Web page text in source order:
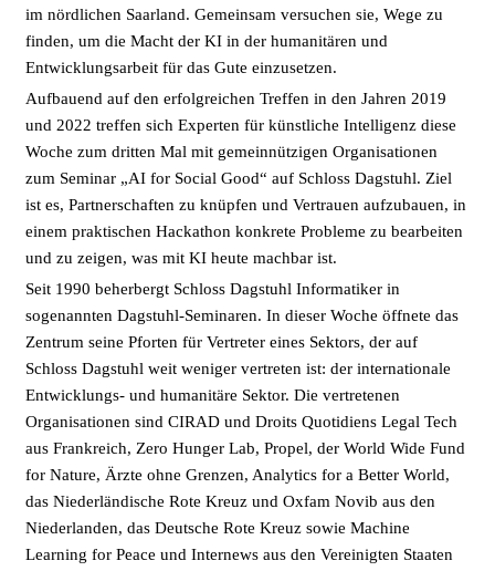
im nördlichen Saarland. Gemeinsam versuchen sie, Wege zu
finden, um die Macht der KI in der humanitären und
Entwicklungsarbeit für das Gute einzusetzen.
Aufbauend auf den erfolgreichen Treffen in den Jahren 2019
und 2022 treffen sich Experten für künstliche Intelligenz diese
Woche zum dritten Mal mit gemeinnützigen Organisationen
zum Seminar „AI for Social Good“ auf Schloss Dagstuhl. Ziel
ist es, Partnerschaften zu knüpfen und Vertrauen aufzubauen, in
einem praktischen Hackathon konkrete Probleme zu bearbeiten
und zu zeigen, was mit KI heute machbar ist.
Seit 1990 beherbergt Schloss Dagstuhl Informatiker in
sogenannten Dagstuhl-Seminaren. In dieser Woche öffnete das
Zentrum seine Pforten für Vertreter eines Sektors, der auf
Schloss Dagstuhl weit weniger vertreten ist: der internationale
Entwicklungs- und humanitäre Sektor. Die vertretenen
Organisationen sind CIRAD und Droits Quotidiens Legal Tech
aus Frankreich, Zero Hunger Lab, Propel, der World Wide Fund
for Nature, Ärzte ohne Grenzen, Analytics for a Better World,
das Niederländische Rote Kreuz und Oxfam Novib aus den
Niederlanden, das Deutsche Rote Kreuz sowie Machine
Learning for Peace und Internews aus den Vereinigten Staaten